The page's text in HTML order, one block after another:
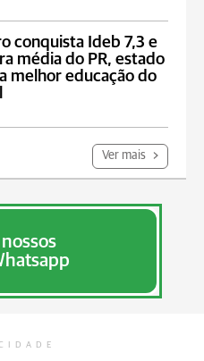
conquista Ideb 7,3 e
média do PR, estado
melhor educação do
Ver mais